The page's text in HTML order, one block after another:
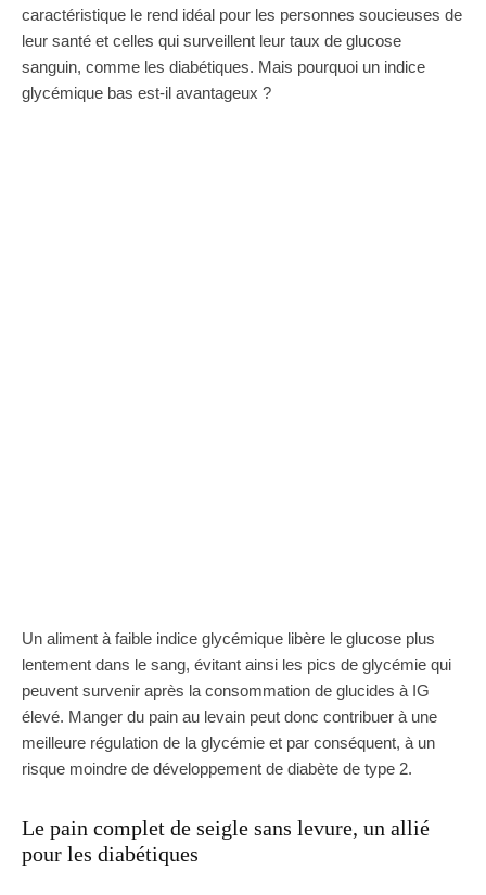
caractéristique le rend idéal pour les personnes soucieuses de
leur santé et celles qui surveillent leur taux de glucose
sanguin, comme les diabétiques. Mais pourquoi un indice
glycémique bas est-il avantageux ?
Un aliment à faible indice glycémique libère le glucose plus
lentement dans le sang, évitant ainsi les pics de glycémie qui
peuvent survenir après la consommation de glucides à IG
élevé. Manger du pain au levain peut donc contribuer à une
meilleure régulation de la glycémie et par conséquent, à un
risque moindre de développement de diabète de type 2.
Le pain complet de seigle sans levure, un allié
pour les diabétiques